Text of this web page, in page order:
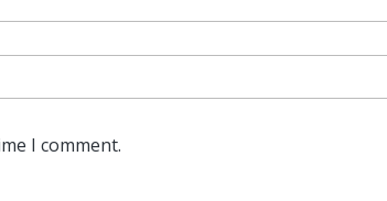
I comment.